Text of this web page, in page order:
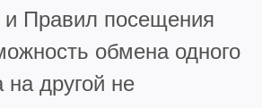
и Правил посещения
обмена одного
другой не